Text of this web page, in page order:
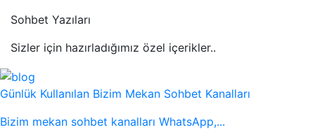
Sohbet Yazıları
Sizler için hazırladığımız özel içerikler..
Günlük Kullanılan Bizim Mekan Sohbet Kanalları
Bizim mekan sohbet kanalları WhatsApp,...